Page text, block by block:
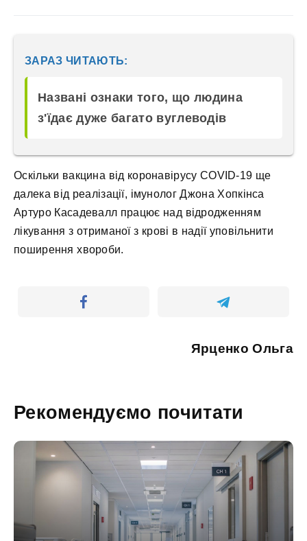
ЗАРАЗ ЧИТАЮТЬ:
Названі ознаки того, що людина
з'їдає дуже багато вуглеводів
Оскільки вакцина від коронавірусу COVID-19 ще
далека від реалізації, імунолог Джона Хопкінса
Артуро Касадевалл працює над відродженням
лікування з отриманої з крові в надії уповільнити
поширення хвороби.
Ярценко Ольга
Рекомендуємо почитати